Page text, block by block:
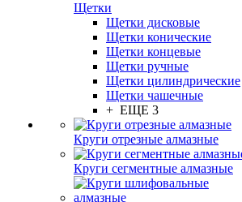
Щетки
Щетки дисковые
Щетки конические
Щетки концевые
Щетки ручные
Щетки цилиндрические
Щетки чашечные
+ ЕЩЕ 3
Круги отрезные алмазные
Круги сегментные алмазные